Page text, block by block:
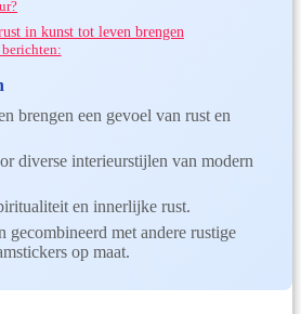
in kunst tot leven brengen
berichten:
brengen een gevoel van rust en
diverse interieurstijlen van modern
en innerlijke rust.
gecombineerd met andere rustige
op maat.